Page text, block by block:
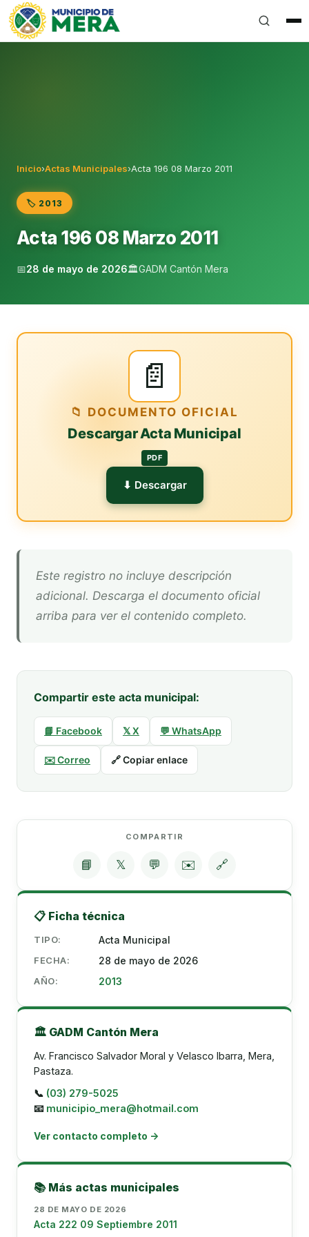
Gobierno Autónomo Descentralizado Municipal del
Inicio›Actas Municipales›Acta 196 08 Marzo 2011
🏷️ 2013
Acta 196 08 Marzo 2011
📅28 de mayo de 2026🏛️GADM Cantón Mera
📄
📁 DOCUMENTO OFICIAL
Descargar Acta Municipal
PDF
⬇ Descargar
Este registro no incluye descripción
adicional. Descarga el documento oficial
arriba para ver el contenido completo.
Compartir este acta municipal:
📘 Facebook 𝕏 X 💬 WhatsApp
✉️ Correo 🔗 Copiar enlace
COMPARTIR
📘 𝕏 💬 ✉️ 🔗
📋 Ficha técnica
TIPO: Acta Municipal
FECHA: 28 de mayo de 2026
AÑO: 2013
🏛️ GADM Cantón Mera
Av. Francisco Salvador Moral y Velasco Ibarra, Mera,
Pastaza.
📞 (03) 279-5025
📧 municipio_mera@hotmail.com
Ver contacto completo →
📚 Más actas municipales
28 DE MAYO DE 2026
Acta 222 09 Septiembre 2011